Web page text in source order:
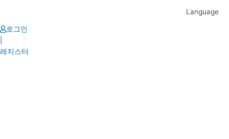
content
Language
로그인
레지스터